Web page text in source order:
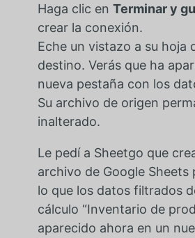
Haga clic en Terminar y
crear la conexión.
Eche un vistazo a su hoja
destino. Verás que ha
nueva pestaña con los
Su archivo de origen
inalterado.
Le pedí a Sheetgo que
archivo de Google Sheets
lo que los datos filtrados
cálculo “Inventario de
aparecido ahora en un